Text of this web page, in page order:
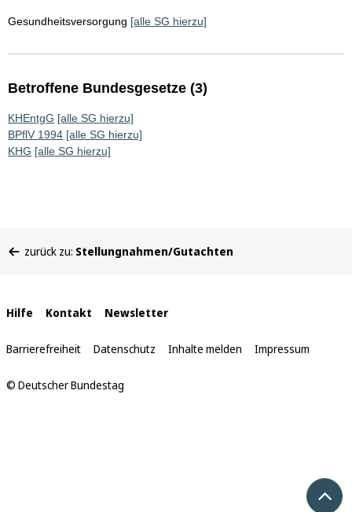
Gesundheitsversorgung [alle SG hierzu]
Betroffene Bundesgesetze (3)
KHEntgG [alle SG hierzu]
BPflV 1994 [alle SG hierzu]
KHG [alle SG hierzu]
befinden
zurück zu: Stellungnahmen/Gutachten
Interne
Links
Hilfe Kontakt Newsletter
Barrierefreiheit Datenschutz Inhalte melden Impressum
© Deutscher Bundestag